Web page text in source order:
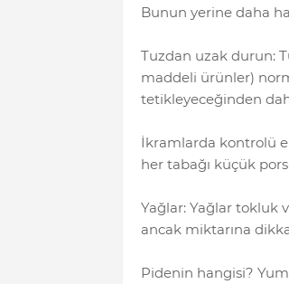
Bunun yerine daha
Tuzdan uzak durun:
maddeli ürünler)
tetikleyeceğinden
İkramlarda kontrolü
her tabağı küçük
Yağlar: Yağlar tokluk
ancak miktarına
Pidenin hangisi?